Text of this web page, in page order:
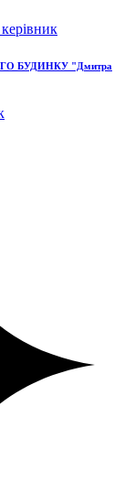
БУДИНКУ "Дмитра